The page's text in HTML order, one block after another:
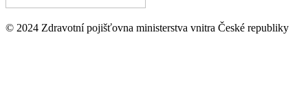
© 2024 Zdravotní pojišťovna ministerstva vnitra České republiky